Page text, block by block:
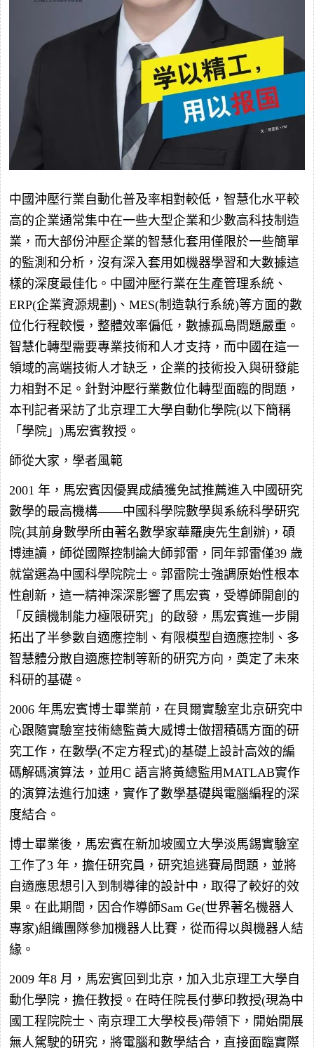
中國沖壓行業自動化普及率相對較低，智慧化水平較
高的企業通常集中在一些大型企業和少數高科技制造
業，而大部份沖壓企業的智慧化套用僅限於一些簡單
的監測和分析，沒有深入套用如機器學習和大數據這
樣的深度最佳化。中國沖壓行業在生產管理系統、
ERP(企業資源規劃)、MES(制造執行系統)等方面的數
位化行程較慢，整體效率偏低，數據孤島問題嚴重。
智慧化轉型需要專業技術和人才支持，而中國在這一
領域的高端技術人才缺乏，企業的技術投入與研發能
力相對不足。針對沖壓行業數位化轉型面臨的問題，
本刊記者采訪了北京理工大學自動化學院(以下簡稱
「學院」)馬宏賓教授。
師從大家，學者風範
2001 年，馬宏賓因優異成績獲免試推薦進入中國研究
數學的最高機構——中國科學院數學與系統科學研究
院(其前身數學所由著名數學家華羅庚先生創辦)，碩
博連讀，師從國際控制論大師郭雷，同年郭雷僅39 歲
就當選為中國科學院院士。郭雷院士強調原始性根本
性創新，這一精神深深影響了馬宏賓，受導師開創的
「反饋機制能力極限研究」的啟發，馬宏賓進一步開
拓出了半參數自適應控制、有限模型自適應控制、多
智慧體分散自適應控制等新的研究方向，奠定了未來
科研的基礎。
2006 年馬宏賓博士畢業前，在貝爾實驗室北京研究中
心跟隨實驗室技術總監黃大威博士做摺積碼方面的研
究工作，在數學(不定方程式)的基礎上設計高效的編
碼解碼演算法，並用C 語言將黃總監用MATLAB實作
的演算法進行加速，實作了數學基礎與電腦編程的深
度結合。
博士畢業後，馬宏賓在新加坡國立大學淡馬錫實驗室
工作了3 年，擔任研究員，研究追逃賽局問題，並將
自適應思想引入到制導律的設計中，取得了較好的效
果。在此期間，因合作導師Sam Ge(世界著名機器人
專家)組織團隊參加機器人比賽，從而得以與機器人結
緣。
2009 年8 月，馬宏賓回到北京，加入北京理工大學自
動化學院，擔任教授。在時任院長付夢印教授(現為中
國工程院院士、南京理工大學校長)帶領下，開始開展
無人駕駛的研究，將電腦和數學結合，直接面臨實際